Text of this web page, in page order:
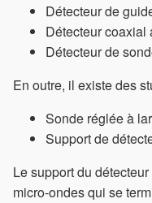
Détecteur de
Détecteur coaxial
Détecteur de
En outre, il existe des
Sonde réglée à
Support de
Le support du
micro-ondes qui se